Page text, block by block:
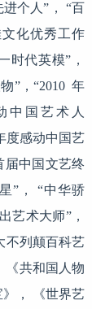
个人”， “百
化优秀工作
时代英模”，
”，“2010 年
中国艺术人
度感动中国艺
届中国文艺终
”， “中华骄
艺术大师”，
不列颠百科艺
《共和国人物
， 《世界艺